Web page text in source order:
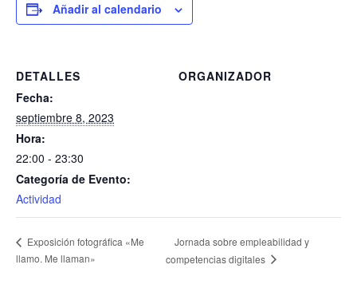
Añadir al calendario
DETALLES
Fecha:
septiembre 8, 2023
Hora:
22:00 - 23:30
Categoría de Evento:
Actividad
ORGANIZADOR
Exposición fotográfica «Me
llamo. Me llaman»
Jornada sobre empleabilidad y
competencias digitales